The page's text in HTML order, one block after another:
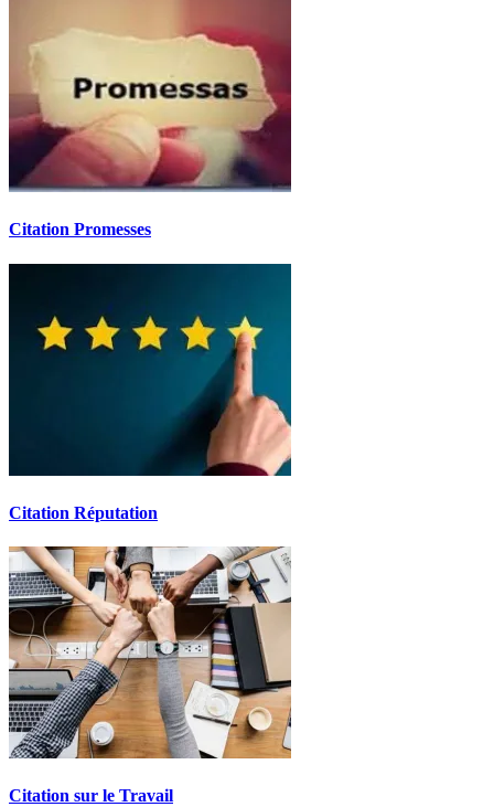
Citation Promesses
Citation Réputation
Citation sur le Travail